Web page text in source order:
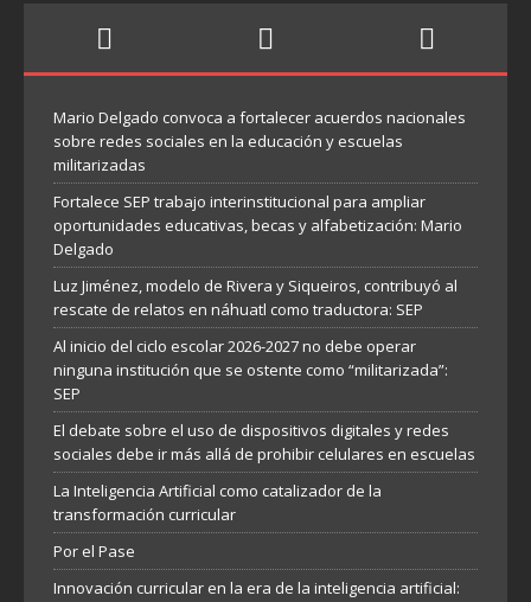
Mario Delgado convoca a fortalecer acuerdos nacionales
sobre redes sociales en la educación y escuelas
militarizadas
Fortalece SEP trabajo interinstitucional para ampliar
oportunidades educativas, becas y alfabetización: Mario
Delgado
Luz Jiménez, modelo de Rivera y Siqueiros, contribuyó al
rescate de relatos en náhuatl como traductora: SEP
Al inicio del ciclo escolar 2026-2027 no debe operar
ninguna institución que se ostente como “militarizada”:
SEP
El debate sobre el uso de dispositivos digitales y redes
sociales debe ir más allá de prohibir celulares en escuelas
La Inteligencia Artificial como catalizador de la
transformación curricular
Por el Pase
Innovación curricular en la era de la inteligencia artificial: